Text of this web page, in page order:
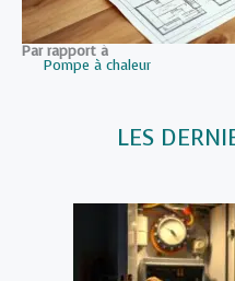
Par rapport à
Pompe à chaleur
LES